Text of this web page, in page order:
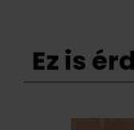
Ez is